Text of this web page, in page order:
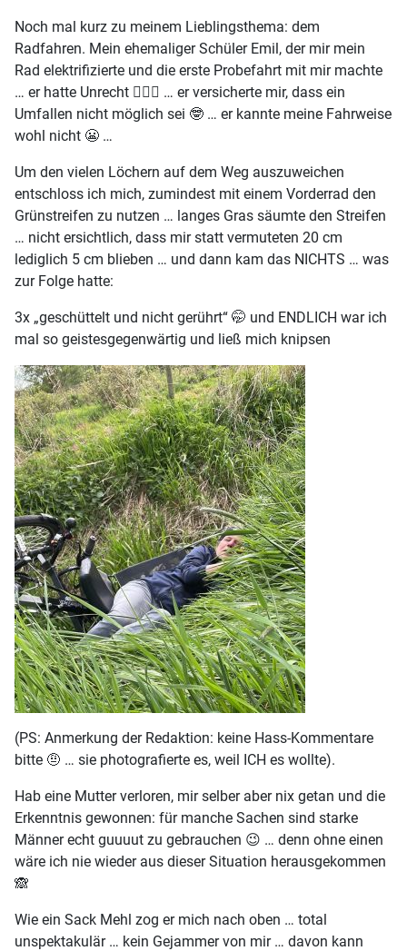
Noch mal kurz zu meinem Lieblingsthema: dem
Radfahren. Mein ehemaliger Schüler Emil, der mir mein
Rad elektrifizierte und die erste Probefahrt mit mir machte
… er hatte Unrecht 🤷🏽‍♀️ … er versicherte mir, dass ein
Umfallen nicht möglich sei 🤓 … er kannte meine Fahrweise
wohl nicht 😬 …
Um den vielen Löchern auf dem Weg auszuweichen
entschloss ich mich, zumindest mit einem Vorderrad den
Grünstreifen zu nutzen … langes Gras säumte den Streifen
… nicht ersichtlich, dass mir statt vermuteten 20 cm
lediglich 5 cm blieben … und dann kam das NICHTS … was
zur Folge hatte:
3x „geschüttelt und nicht gerührt“ 🤭 und ENDLICH war ich
mal so geistesgegenwärtig und ließ mich knipsen
(PS: Anmerkung der Redaktion: keine Hass-Kommentare
bitte 🤨 … sie photografierte es, weil ICH es wollte).
Hab eine Mutter verloren, mir selber aber nix getan und die
Erkenntnis gewonnen: für manche Sachen sind starke
Männer echt guuuut zu gebrauchen 😉 … denn ohne einen
wäre ich nie wieder aus dieser Situation herausgekommen
🙈
Wie ein Sack Mehl zog er mich nach oben … total
unspektakulär … kein Gejammer von mir … davon kann